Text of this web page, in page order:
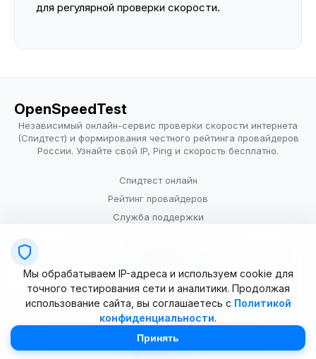
для регулярной проверки скорости.
OpenSpeedTest
Независимый онлайн-сервис проверки скорости интернета
(Спидтест) и формирования честного рейтинга провайдеров
России. Узнайте свой IP, Ping и скорость бесплатно.
Спидтест онлайн
Рейтинг провайдеров
Служба поддержки
Условия использования
© 2025–2026 OpenSpeedTest (ИП Долматова В.В.). Все права
Мы обрабатываем IP-адреса и используем cookie для
точного тестирования сети и аналитики. Продолжая
использование сайта, вы соглашаетесь с Политикой
конфиденциальности.
Принять